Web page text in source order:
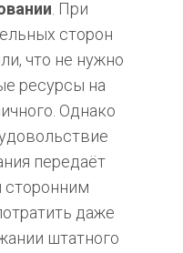
. При
сторон
что не нужно
ресурсы на
Однако
передаёт
даже
штатного